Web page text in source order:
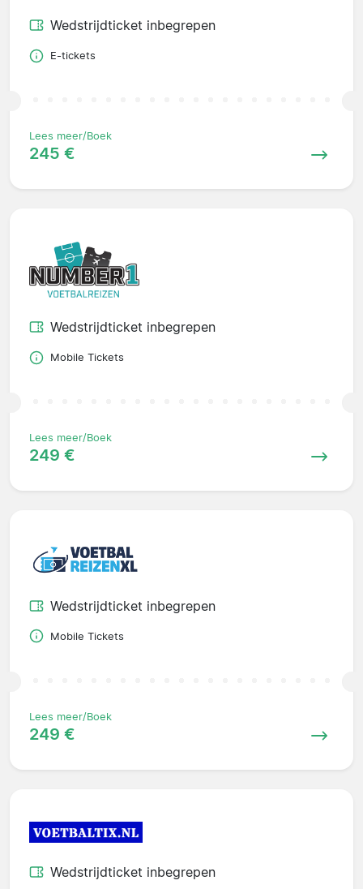
Wedstrijdticket inbegrepen
E-tickets
Lees meer/Boek
245 €
Wedstrijdticket inbegrepen
Mobile Tickets
Lees meer/Boek
249 €
Wedstrijdticket inbegrepen
Mobile Tickets
Lees meer/Boek
249 €
Wedstrijdticket inbegrepen